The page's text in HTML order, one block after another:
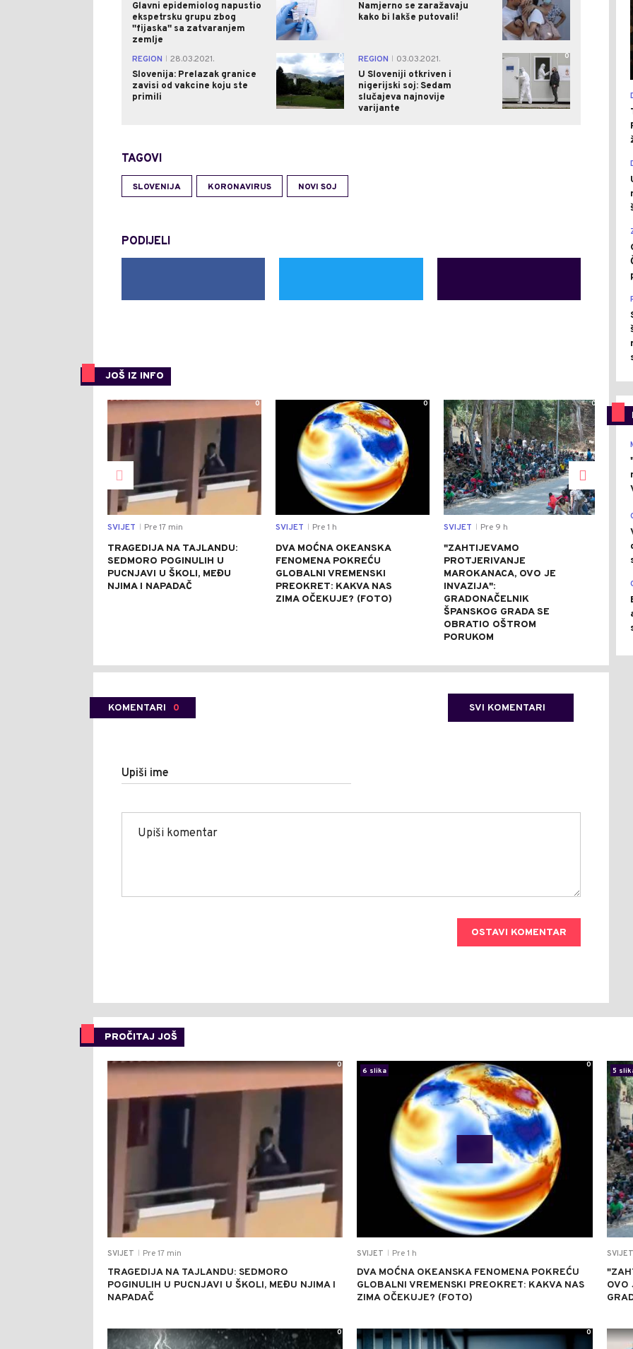
Glavni epidemiolog napustio
ekspetrsku grupu zbog
''fijaska'' sa zatvaranjem
zemlje
Namjerno se zaražavaju
kako bi lakše putovali!
REGION
28.03.2021.
Slovenija: Prelazak granice
zavisi od vakcine koju ste
primili
0 REGION
03.03.2021.
U Sloveniji otkriven i
nigerijski soj: Sedam
slučajeva najnovije
varijante
0
TAGOVI
SLOVENIJA KORONAVIRUS NOVI SOJ
PODIJELI
JOŠ IZ INFO
0
SVIJET Pre 17 min
TRAGEDIJA NA TAJLANDU:
SEDMORO POGINULIH U
PUCNJAVI U ŠKOLI, MEĐU
NJIMA I NAPADAČ
0
SVIJET Pre 1 h
DVA MOĆNA OKEANSKA
FENOMENA POKREĆU
GLOBALNI VREMENSKI
PREOKRET: KAKVA NAS
ZIMA OČEKUJE? (FOTO)
0
SVIJET Pre 9 h
"ZAHTIJEVAMO
PROTJERIVANJE
MAROKANACA, OVO JE
INVAZIJA":
GRADONAČELNIK
ŠPANSKOG GRADA SE
OBRATIO OŠTROM
PORUKOM
KOMENTARI 0 SVI KOMENTARI
Upiši ime
OSTAVI KOMENTAR
PROČITAJ JOŠ
SVIJET Pre 17 min
TRAGEDIJA NA TAJLANDU: SEDMORO
POGINULIH U PUCNJAVI U ŠKOLI, MEĐU NJIMA I
NAPADAČ
0
SVIJET Pre 1 h
DVA MOĆNA OKEANSKA FENOMENA POKREĆU
GLOBALNI VREMENSKI PREOKRET: KAKVA NAS
ZIMA OČEKUJE? (FOTO)
6 slika
0
SVIJET
OVO
5
0 0